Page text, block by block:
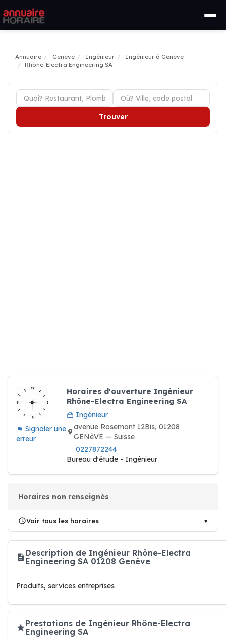
Annuaire Genève Ingénieur
Ingénieur à Genève
Rhône-Electra Engineering SA
Trouver
Signaler une
erreur
Horaires d'ouverture Ingénieur
Rhône-Electra Engineering SA
Ingénieur
avenue Rosemont 12Bis, 01208
GENèVE — Suisse
0227872244
Bureau d'étude - Ingénieur
Horaires non renseignés
Voir tous les horaires
Description de Ingénieur Rhône-Electra
Engineering SA 01208 Genève
Produits, services entreprises
Prestations de Ingénieur Rhône-Electra
Engineering SA